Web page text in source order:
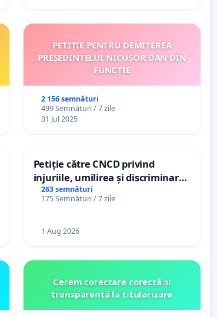
PETIȚIE PENTRU DEMITEREA
PREȘEDINTELUI NICUȘOR DAN DIN
FUNCȚIE
2 156 semnături
499 Semnături / 7 zile
31 Jul 2025
Petiție către CNCD privind
injuriile, umilirea și discriminarea
persoanelor cu dizabilități de
către utilizatorul TikTok „Gorici”
263 semnături
175 Semnături / 7 zile
1 Aug 2026
Cerem corectare corectă și
transparentă la titularizare